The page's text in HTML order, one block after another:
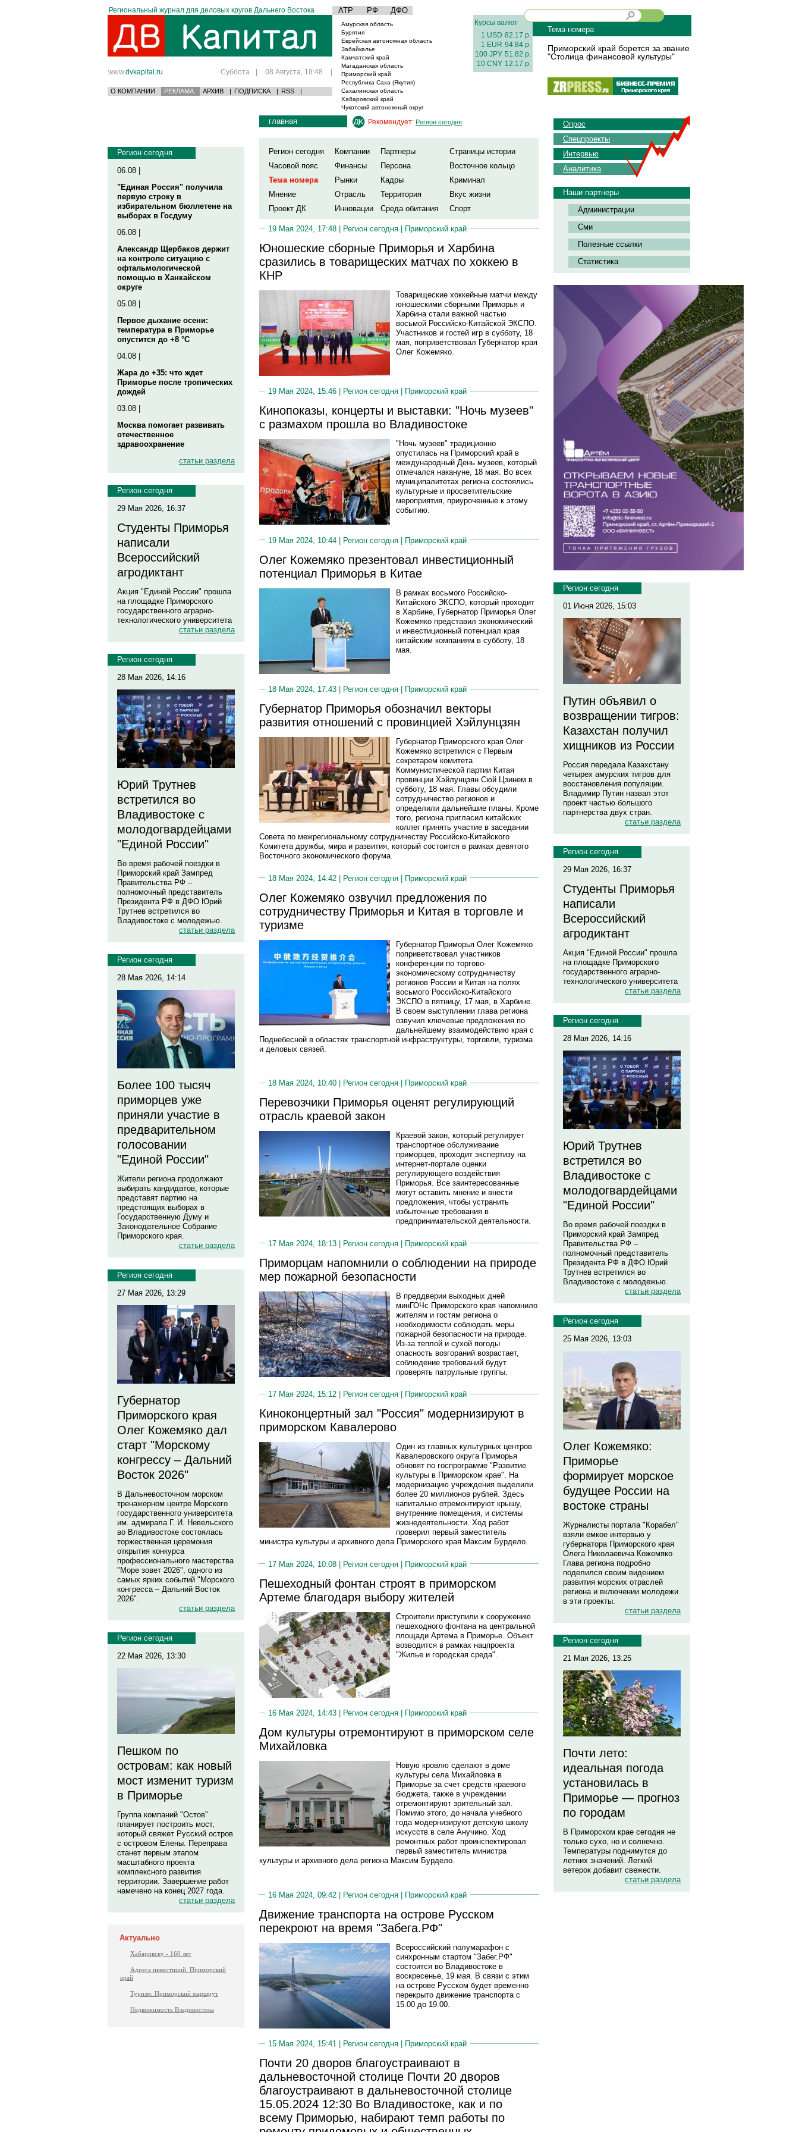
Региональный журнал для деловых кругов Дальнего Востока АТР РФ ДФО
www.dvkapital.ru Суббота | 08 Августа, 18:48 |
О КОМПАНИИ РЕКЛАМА АРХИВ | ПОДПИСКА | RSS |
Амурская область
Бурятия
Еврейская автономная область
Забайкалье
Камчатский край
Магаданская область
Приморский край
Республика Саха (Якутия)
Сахалинская область
Хабаровский край
Чукотский автономный округ
Курсы валют
1 USD 82.17 р.
1 EUR 94.84 р.
100 JPY 51.82 р.
10 CNY 12.17 р.
Тема номера
Приморский край борется за звание
"Столица финансовой культуры"
Регион сегодня
06.08 |
"Единая Россия" получила
первую строку в
избирательном бюллетене на
выборах в Госдуму
06.08 |
Александр Щербаков держит
на контроле ситуацию с
офтальмологической
помощью в Ханкайском
округе
05.08 |
Первое дыхание осени:
температура в Приморье
опустится до +8 °C
04.08 |
Жара до +35: что ждет
Приморье после тропических
дождей
03.08 |
Москва помогает развивать
отечественное
здравоохранение
статьи раздела
Регион сегодня
29 Мая 2026, 16:37
Студенты Приморья
написали
Всероссийский
агродиктант
Акция "Единой России" прошла
на площадке Приморского
государственного аграрно-
технологического университета
статьи раздела
Регион сегодня
28 Мая 2026, 14:16
Юрий Трутнев
встретился во
Владивостоке с
молодогвардейцами
"Единой России"
Во время рабочей поездки в
Приморский край Зампред
Правительства РФ –
полномочный представитель
Президента РФ в ДФО Юрий
Трутнев встретился во
Владивостоке с молодежью.
статьи раздела
Регион сегодня
28 Мая 2026, 14:14
Более 100 тысяч
приморцев уже
приняли участие в
предварительном
голосовании
"Единой России"
Жители региона продолжают
выбирать кандидатов, которые
представят партию на
предстоящих выборах в
Государственную Думу и
Законодательное Собрание
Приморского края.
статьи раздела
Регион сегодня
27 Мая 2026, 13:29
Губернатор
Приморского края
Олег Кожемяко дал
старт "Морскому
конгрессу – Дальний
Восток 2026"
В Дальневосточном морском
тренажерном центре Морского
государственного университета
им. адмирала Г. И. Невельского
во Владивостоке состоялась
торжественная церемония
открытия конкурса
профессионального мастерства
"Море зовет 2026", одного из
самых ярких событий "Морского
конгресса – Дальний Восток
2026".
статьи раздела
Регион сегодня
22 Мая 2026, 13:30
Пешком по
островам: как новый
мост изменит туризм
в Приморье
Группа компаний "Остов"
планирует построить мост,
который свяжет Русский остров
с островом Елены. Переправа
станет первым этапом
масштабного проекта
комплексного развития
территории. Завершение работ
намечено на конец 2027 года.
статьи раздела
Актуально
Хабаровску - 160 лет
Адреса инвестиций. Приморский
край
Туризм: Приморский маршрут
Недвижимость Владивостока
главная Рекомендует: Регион сегодня
Регион сегодня Компании Партнеры
Страницы истории
Часовой пояс
Финансы Персона
Восточное кольцо
Тема номера
Рынки Кадры
Криминал
Мнение
Отрасль Территория
Вкус жизни
Проект ДК
Инновации Среда обитания Спорт
19 Мая 2024, 17:48 | Регион сегодня | Приморский край
Юношеские сборные Приморья и Харбина
сразились в товарищеских матчах по хоккею в
КНР
Товарищеские хоккейные матчи между
юношескими сборными Приморья и
Харбина стали важной частью
восьмой Российско-Китайской ЭКСПО.
Участников и гостей игр в субботу, 18
мая, поприветствовал Губернатор края
Олег Кожемяко.
19 Мая 2024, 15:46 | Регион сегодня Приморский край
Кинопоказы, концерты и выставки: "Ночь музеев"
с размахом прошла во Владивостоке
"Ночь музеев" традиционно
опустилась на Приморский край в
международный День музеев, который
отмечался накануне, 18 мая. Во всех
муниципалитетах региона состоялись
культурные и просветительские
мероприятия, приуроченные к этому
событию.
19 Мая 2024, 10:44 | Регион сегодня | Приморский край
Олег Кожемяко презентовал инвестиционный
потенциал Приморья в Китае
В рамках восьмого Российско-
Китайского ЭКСПО, который проходит
в Харбине, Губернатор Приморья Олег
Кожемяко представил экономический
и инвестиционный потенциал края
китайским компаниям в субботу, 18
мая.
18 Мая 2024, 17:43 | Регион сегодня Приморский край
Губернатор Приморья обозначил векторы
развития отношений с провинцией Хэйлунцзян
Губернатор Приморского края Олег
Кожемяко встретился с Первым
секретарем комитета
Коммунистической партии Китая
провинции Хэйлунцзян Сюй Цзинем в
субботу, 18 мая. Главы обсудили
сотрудничество регионов и
определили дальнейшие планы. Кроме
того, региона пригласил китайских
коллег принять участие в заседании
Совета по межрегиональному сотрудничеству Российско-Китайского
Комитета дружбы, мира и развития, который состоится в рамках девятого
Восточного экономического форума.
18 Мая 2024, 14:42 | Регион сегодня | Приморский край
Олег Кожемяко озвучил предложения по
сотрудничеству Приморья и Китая в торговле и
туризме
Губернатор Приморья Олег Кожемяко
поприветствовал участников
конференции по торгово-
экономическому сотрудничеству
регионов России и Китая на полях
восьмого Российско-Китайского
ЭКСПО в пятницу, 17 мая, в Харбине.
В своем выступлении глава региона
озвучил ключевые предложения по
дальнейшему взаимодействию края с
Поднебесной в областях транспортной инфраструктуры, торговли, туризма
и деловых связей.
18 Мая 2024, 10:40 | Регион сегодня Приморский край
Перевозчики Приморья оценят регулирующий
отрасль краевой закон
Краевой закон, который регулирует
транспортное обслуживание
приморцев, проходит экспертизу на
интернет-портале оценки
регулирующего воздействия
Приморья. Все заинтересованные
могут оставить мнение и внести
предложения, чтобы устранить
избыточные требования в
предпринимательской деятельности.
17 Мая 2024, 18:13 | Регион сегодня | Приморский край
Приморцам напомнили о соблюдении на природе
мер пожарной безопасности
В преддверии выходных дней
минГОЧс Приморского края напомнило
жителям и гостям региона о
необходимости соблюдать меры
пожарной безопасности на природе.
Из-за теплой и сухой погоды
опасность возгораний возрастает,
соблюдение требований будут
проверять патрульные группы.
17 Мая 2024, 15:12 | Регион сегодня Приморский край
Киноконцертный зал "Россия" модернизируют в
приморском Кавалерово
Один из главных культурных центров
Кавалеровского округа Приморья
обновят по госпрограмме "Развитие
культуры в Приморском крае". На
модернизацию учреждения выделили
более 20 миллионов рублей. Здесь
капитально отремонтируют крышу,
внутренние помещения, и системы
жизнедеятельности. Ход работ
проверил первый заместитель
министра культуры и архивного дела Приморского края Максим Бурдело.
17 Мая 2024, 10:08 | Регион сегодня | Приморский край
Пешеходный фонтан строят в приморском
Артеме благодаря выбору жителей
Строители приступили к сооружению
пешеходного фонтана на центральной
площади Артема в Приморье. Объект
возводится в рамках нацпроекта
"Жилье и городская среда".
16 Мая 2024, 14:43 | Регион сегодня Приморский край
Дом культуры отремонтируют в приморском селе
Михайловка
Новую кровлю сделают в доме
культуры села Михайловка в
Приморье за счет средств краевого
бюджета, также в учреждении
отремонтируют зрительный зал.
Помимо этого, до начала учебного
года модернизируют детскую школу
искусств в селе Анучино. Ход
ремонтных работ проинспектировал
первый заместитель министра
культуры и архивного дела региона Максим Бурдело.
16 Мая 2024, 09:42 | Регион сегодня | Приморский край
Движение транспорта на острове Русском
перекроют на время "Забега.РФ"
Всероссийский полумарафон с
синхронным стартом "Забег.РФ"
состоится во Владивостоке в
воскресенье, 19 мая. В связи с этим
на острове Русском будет временно
перекрыто движение транспорта с
15.00 до 19.00.
15 Мая 2024, 15:41 | Регион сегодня Приморский край
Почти 20 дворов благоустраивают в
дальневосточной столице Почти 20 дворов
благоустраивают в дальневосточной столице
15.05.2024 12:30 Во Владивостоке, как и по
всему Приморью, набирают темп работы по
Опрос
Спецпроекты
Интервью
Аналитика
Наши партнеры
Администрации
Сми
Полезные ссылки
Статистика
Регион сегодня
01 Июня 2026, 15:03
Путин объявил о
возвращении тигров:
Казахстан получил
хищников из России
Россия передала Казахстану
четырех амурских тигров для
восстановления популяции.
Владимир Путин назвал этот
проект частью большого
партнерства двух стран.
статьи раздела
Регион сегодня
29 Мая 2026, 16:37
Студенты Приморья
написали
Всероссийский
агродиктант
Акция "Единой России" прошла
на площадке Приморского
государственного аграрно-
технологического университета
статьи раздела
Регион сегодня
28 Мая 2026, 14:16
Юрий Трутнев
встретился во
Владивостоке с
молодогвардейцами
"Единой России"
Во время рабочей поездки в
Приморский край Зампред
Правительства РФ –
полномочный представитель
Президента РФ в ДФО Юрий
Трутнев встретился во
Владивостоке с молодежью.
статьи раздела
Регион сегодня
25 Мая 2026, 13:03
Олег Кожемяко:
Приморье
формирует морское
будущее России на
востоке страны
Журналисты портала "Корабел"
взяли емкое интервью у
губернатора Приморского края
Олега Николаевича Кожемяко
Глава региона подробно
поделился своим видением
развития морских отраслей
региона и включении молодежи
в эти проекты.
статьи раздела
Регион сегодня
21 Мая 2026, 13:25
Почти лето:
идеальная погода
установилась в
Приморье — прогноз
по городам
В Приморском крае сегодня не
только сухо, но и солнечно.
Температуры поднимутся до
летних значений. Легкий
ветерок добавит свежести.
статьи раздела